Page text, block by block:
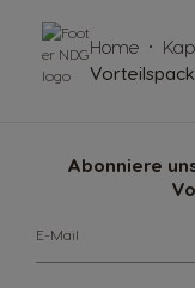
Abonniere
E-Mail
Home